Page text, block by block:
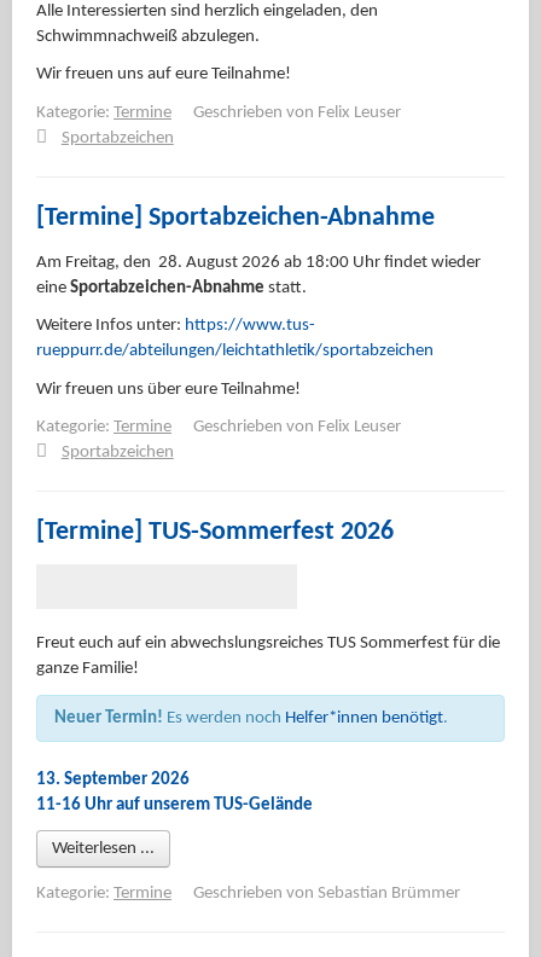
Alle Interessierten sind herzlich eingeladen, den
Schwimmnachweiß abzulegen.
Wir freuen uns auf eure Teilnahme!
Kategorie: Termine Geschrieben von Felix Leuser
Sportabzeichen
[Termine] Sportabzeichen-Abnahme
Am Freitag, den 28. August 2026 ab 18:00 Uhr findet wieder
eine Sportabzeichen-Abnahme statt.
Weitere Infos unter: https://www.tus-
rueppurr.de/abteilungen/leichtathletik/sportabzeichen
Wir freuen uns über eure Teilnahme!
Kategorie: Termine Geschrieben von Felix Leuser
Sportabzeichen
[Termine] TUS-Sommerfest 2026
Freut euch auf ein abwechslungsreiches TUS Sommerfest für die
ganze Familie!
Neuer Termin! Es werden noch Helfer*innen benötigt.
13. September 2026
11-16 Uhr auf unserem TUS-Gelände
Weiterlesen ...
Kategorie: Termine Geschrieben von Sebastian Brümmer